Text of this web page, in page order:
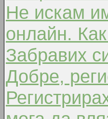
Не искам
онлайн.
Забравих
Добре,